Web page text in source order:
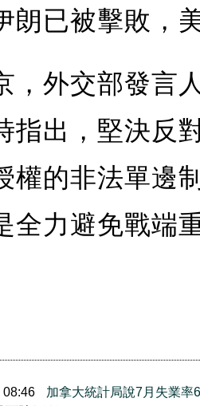
朗已被擊敗，
，外交部發言
指出，堅決反
權的非法單邊
全力避免戰端
08:46
加拿大統計局說7月失業率